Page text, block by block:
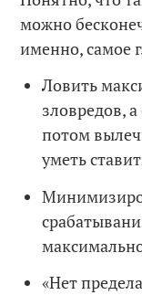
можно
именно, самое
Ловить
зловредов,
потом
уметь
«Нет